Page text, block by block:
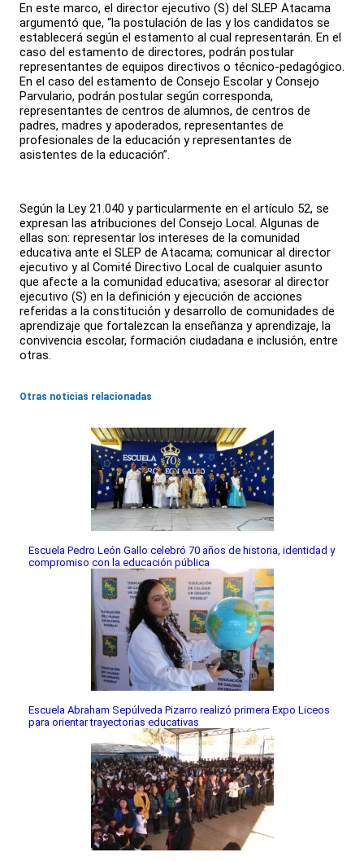
En este marco, el director ejecutivo (S) del SLEP Atacama
argumentó que, “la postulación de las y los candidatos se
establecerá según el estamento al cual representarán. En el
caso del estamento de directores, podrán postular
representantes de equipos directivos o técnico-pedagógico.
En el caso del estamento de Consejo Escolar y Consejo
Parvulario, podrán postular según corresponda,
representantes de centros de alumnos, de centros de
padres, madres y apoderados, representantes de
profesionales de la educación y representantes de
asistentes de la educación”.
Según la Ley 21.040 y particularmente en el artículo 52, se
expresan las atribuciones del Consejo Local. Algunas de
ellas son: representar los intereses de la comunidad
educativa ante el SLEP de Atacama; comunicar al director
ejecutivo y al Comité Directivo Local de cualquier asunto
que afecte a la comunidad educativa; asesorar al director
ejecutivo (S) en la definición y ejecución de acciones
referidas a la constitución y desarrollo de comunidades de
aprendizaje que fortalezcan la enseñanza y aprendizaje, la
convivencia escolar, formación ciudadana e inclusión, entre
otras.
Otras noticias relacionadas
Escuela Pedro León Gallo celebró 70 años de historia, identidad y
compromiso con la educación pública
Escuela Abraham Sepúlveda Pizarro realizó primera Expo Liceos
para orientar trayectorias educativas